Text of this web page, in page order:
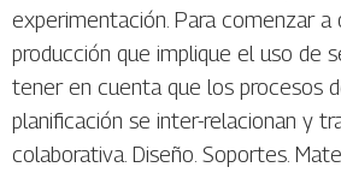
experimentación. Para comenzar a
producción que implique el uso de
tener en cuenta que los procesos
planificación se inter-relacionan y
colaborativa. Diseño. Soportes.